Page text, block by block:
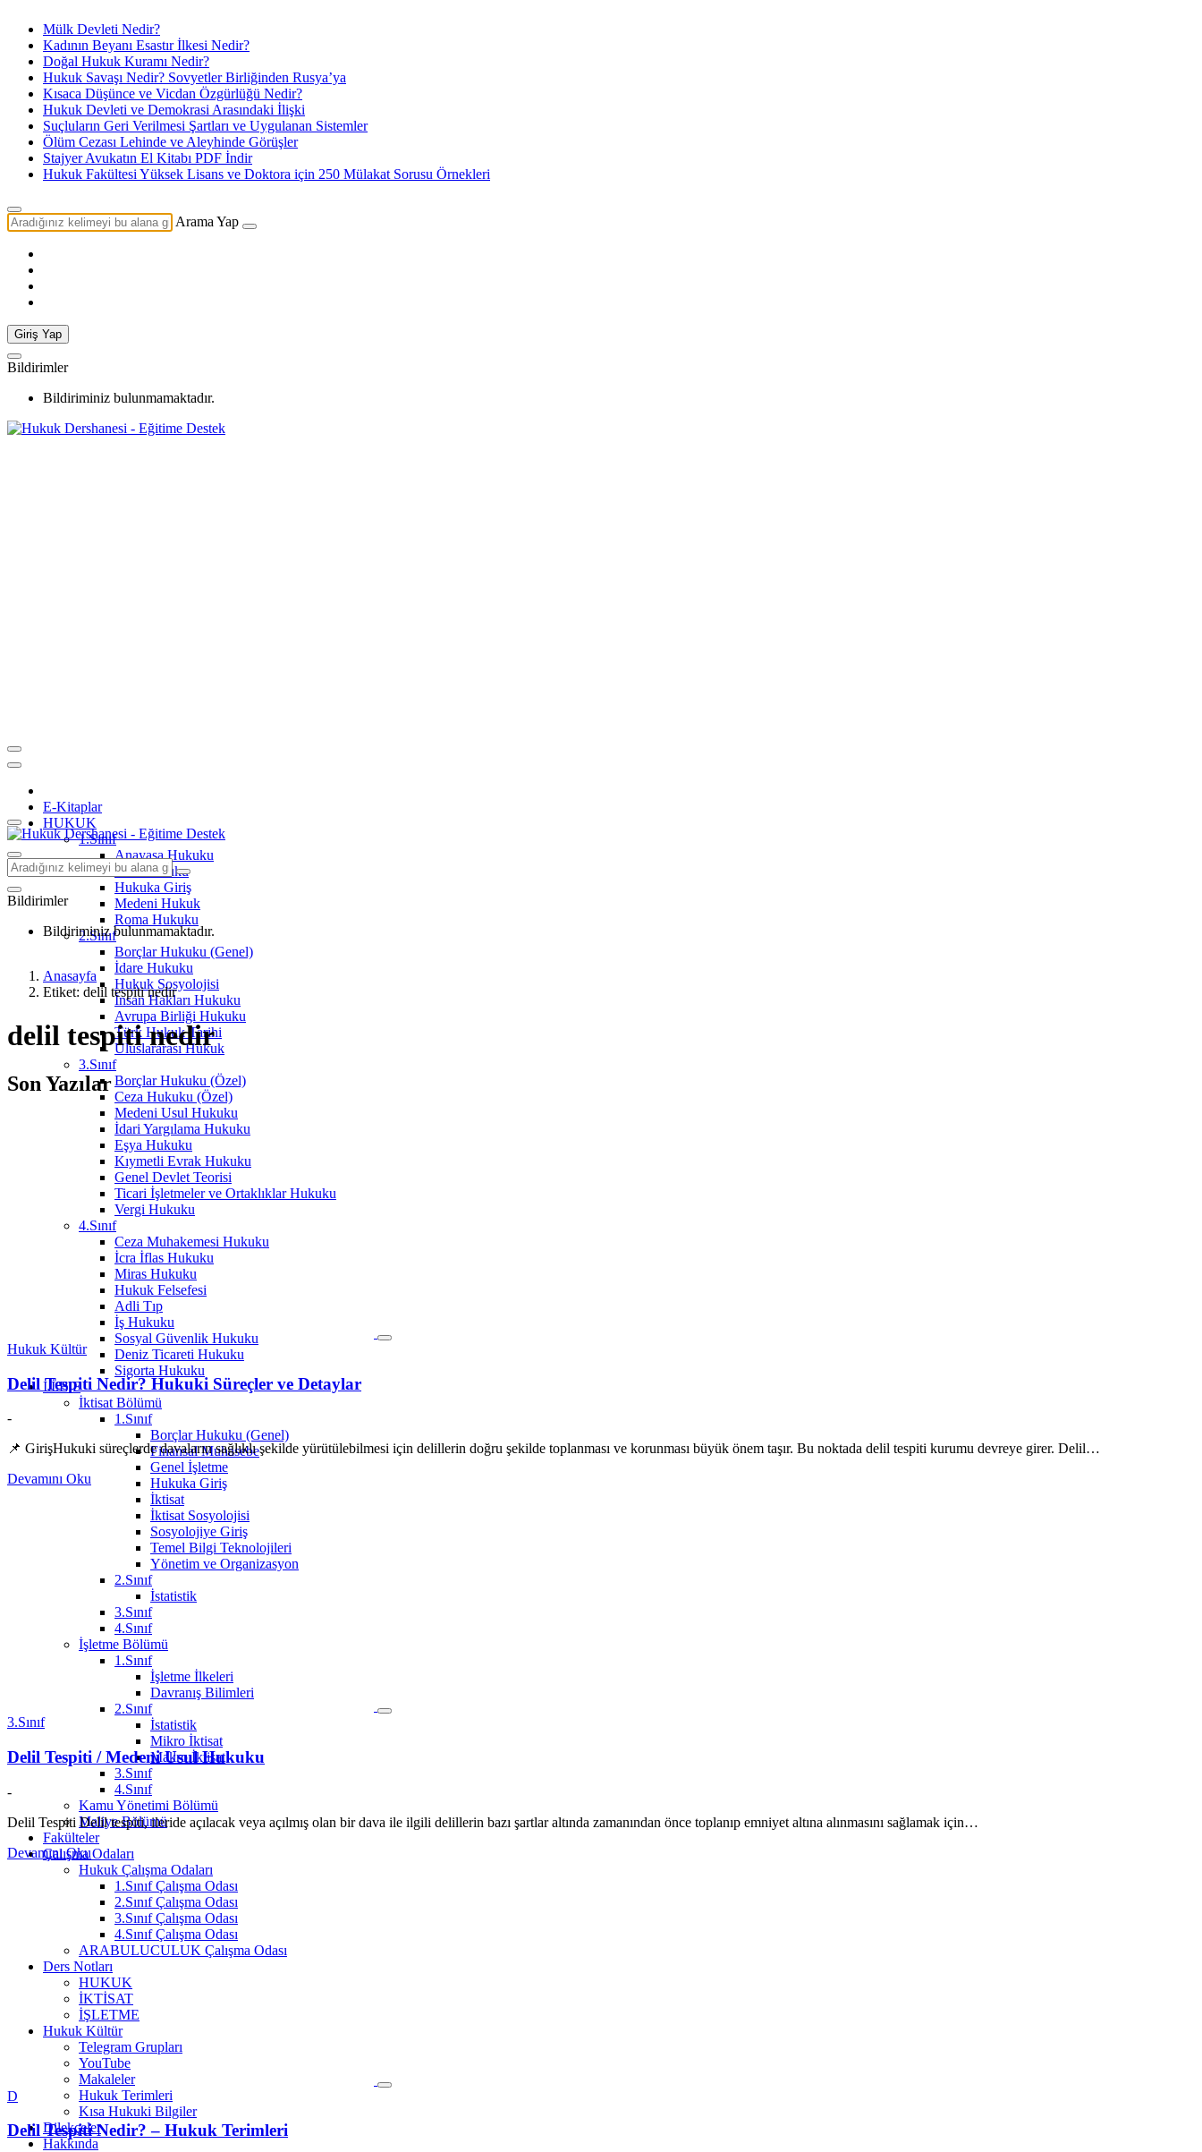
Mülk Devleti Nedir?
Kadının Beyanı Esastır İlkesi Nedir?
Doğal Hukuk Kuramı Nedir?
Hukuk Savaşı Nedir? Sovyetler Birliğinden Rusya’ya
Kısaca Düşünce ve Vicdan Özgürlüğü Nedir?
Hukuk Devleti ve Demokrasi Arasındaki İlişki
Suçluların Geri Verilmesi Şartları ve Uygulanan Sistemler
Ölüm Cezası Lehinde ve Aleyhinde Görüşler
Stajyer Avukatın El Kitabı PDF İndir
Hukuk Fakültesi Yüksek Lisans ve Doktora için 250 Mülakat Sorusu Örnekleri
Arama Yap
Giriş Yap
Bildirimler
Bildiriminiz bulunmamaktadır.
E-Kitaplar
HUKUK
1.Sınıf
Anayasa Hukuku
Aile Hukuku
Hukuka Giriş
Medeni Hukuk
Roma Hukuku
2.Sınıf
Borçlar Hukuku (Genel)
İdare Hukuku
Hukuk Sosyolojisi
İnsan Hakları Hukuku
Avrupa Birliği Hukuku
Türk Hukuk Tarihi
Uluslararası Hukuk
3.Sınıf
Borçlar Hukuku (Özel)
Ceza Hukuku (Özel)
Medeni Usul Hukuku
İdari Yargılama Hukuku
Eşya Hukuku
Kıymetli Evrak Hukuku
Genel Devlet Teorisi
Ticari İşletmeler ve Ortaklıklar Hukuku
Vergi Hukuku
4.Sınıf
Ceza Muhakemesi Hukuku
İcra İflas Hukuku
Miras Hukuku
Hukuk Felsefesi
Adli Tıp
İş Hukuku
Sosyal Güvenlik Hukuku
Deniz Ticareti Hukuku
Sigorta Hukuku
İ.İ.B.F
İktisat Bölümü
1.Sınıf
Borçlar Hukuku (Genel)
Finansal Muhasebe
Genel İşletme
Hukuka Giriş
İktisat
İktisat Sosyolojisi
Sosyolojiye Giriş
Temel Bilgi Teknolojileri
Yönetim ve Organizasyon
2.Sınıf
İstatistik
3.Sınıf
4.Sınıf
İşletme Bölümü
1.Sınıf
İşletme İlkeleri
Davranış Bilimleri
2.Sınıf
İstatistik
Mikro İktisat
Makro İktisat
3.Sınıf
4.Sınıf
Kamu Yönetimi Bölümü
Maliye Bölümü
Fakülteler
Çalışma Odaları
Hukuk Çalışma Odaları
1.Sınıf Çalışma Odası
2.Sınıf Çalışma Odası
3.Sınıf Çalışma Odası
4.Sınıf Çalışma Odası
ARABULUCULUK Çalışma Odası
Ders Notları
HUKUK
İKTİSAT
İŞLETME
Hukuk Kültür
Telegram Grupları
YouTube
Makaleler
Hukuk Terimleri
Kısa Hukuki Bilgiler
Dilekçeler
Hakkında
Bildirimler
Bildiriminiz bulunmamaktadır.
Anasayfa
Etiket: delil tespiti nedir
delil tespiti nedir
Son Yazılar
Hukuk Kültür
Delil Tespiti Nedir? Hukuki Süreçler ve Detaylar
-
📌 GirişHukuki süreçlerde davaların sağlıklı şekilde yürütülebilmesi için delillerin doğru şekilde toplanması ve korunması büyük önem taşır. Bu noktada delil tespiti kurumu devreye girer. Delil…
Devamını Oku
3.Sınıf
Delil Tespiti / Medeni Usul Hukuku
-
Delil Tespiti Delil tespiti, ileride açılacak veya açılmış olan bir dava ile ilgili delillerin bazı şartlar altında zamanından önce toplanıp emniyet altına alınmasını sağlamak için…
Devamını Oku
D
Delil Tespiti Nedir? – Hukuk Terimleri